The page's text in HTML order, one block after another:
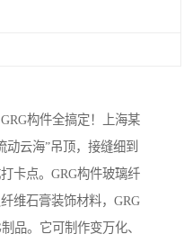
构件全搞定！上海某
动云海”吊顶，接缝细到
卡点。GRG构件玻璃纤
维石膏装饰材料，GRG
品。它可制作变万化、